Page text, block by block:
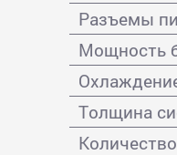
Разъемы
Мощность
Толщина